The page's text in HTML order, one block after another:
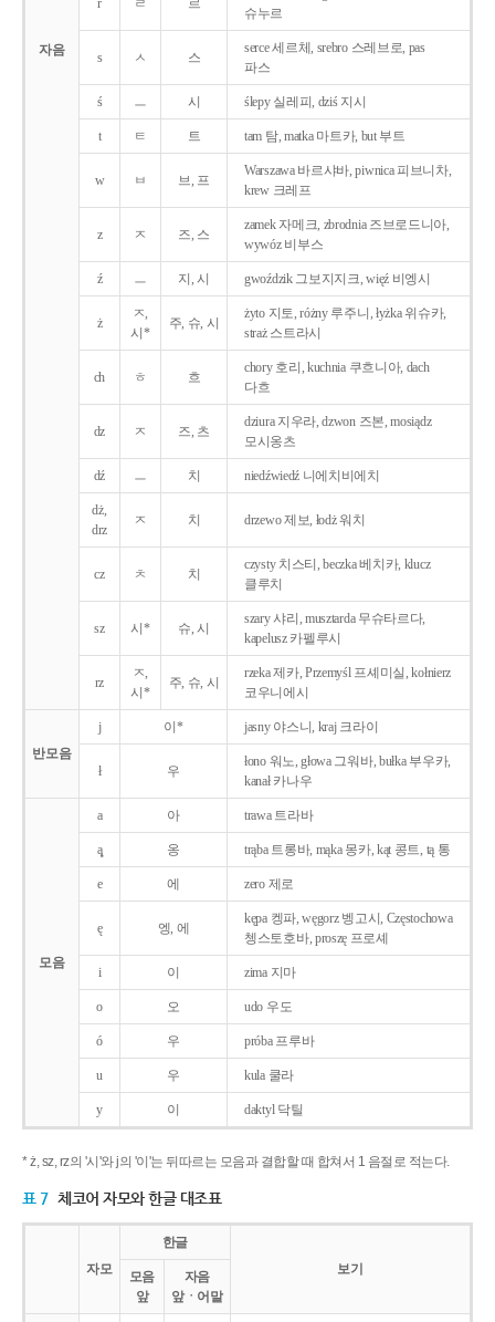
자음
r ㄹ 르
슈누르
s ㅅ 스
serce 세르체, srebro 스레브로, pas
파스
ś ㅡ 시 ślepy 실레피, dziś 지시
t ㅌ 트 tam 탐, matka 마트카, but 부트
w ㅂ 브, 프
Warszawa 바르샤바, piwnica 피브니차,
krew 크레프
z ㅈ 즈, 스
zamek 자메크, zbrodnia 즈브로드니아,
wywóz 비부스
ź ㅡ 지, 시 gwoździk 그보지지크, więź 비엥시
ż
ㅈ,
시*
주, 슈, 시
żyto 지토, różny 루주니, łyżka 위슈카,
straż 스트라시
ch ㅎ 흐
chory 호리, kuchnia 쿠흐니아, dach
다흐
dz ㅈ 즈, 츠
dziura 지우라, dzwon 즈본, mosiądz
모시옹츠
dź ㅡ 치 niedźwiedź 니에치비에치
dż,
drz
ㅈ 치 drzewo 제보, łodż 워치
cz ㅊ 치
czysty 치스티, beczka 베치카, klucz
클루치
sz 시* 슈, 시
szary 샤리, musztarda 무슈타르다,
kapelusz 카펠루시
rz
ㅈ,
시*
주, 슈, 시
rzeka 제카, Przemyśl 프셰미실, kołnierz
코우니에시
반모음
j 이* jasny 야스니, kraj 크라이
ł 우
łono 워노, głowa 그워바, bułka 부우카,
kanał 카나우
모음
a 아 trawa 트라바
ą̨ 옹 trąba 트롱바, mąka 몽카, kąt 콩트, tą 통
e 에 zero 제로
ę 엥, 에
kępa 켕파, węgorz 벵고시, Częstochowa
쳉스토호바, proszę 프로셰
i 이 zima 지마
o 오 udo 우도
ó 우 próba 프루바
u 우 kula 쿨라
y 이 daktyl 닥틸
* ż, sz, rz의 '시'와 j의 '이'는 뒤따르는 모음과 결합할 때 합쳐서 1 음절로 적는다.
표 7 체코어 자모와 한글 대조표
자모
한글
보기
모음
앞
자음
앞ㆍ어말